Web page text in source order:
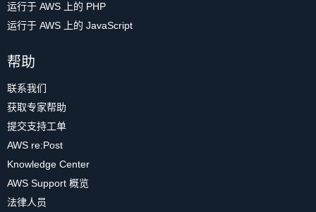
运行于 AWS 上的 PHP
运行于 AWS 上的 JavaScript
帮助
联系我们
获取专家帮助
提交支持工单
AWS re:Post
Knowledge Center
AWS Support 概览
法律人员